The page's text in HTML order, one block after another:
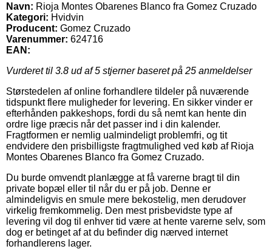
Navn: Rioja Montes Obarenes Blanco fra Gomez Cruzado
Kategori: Hvidvin
Producent: Gomez Cruzado
Varenummer: 624716
EAN:
Vurderet til 3.8 ud af 5 stjerner baseret på 25 anmeldelser
Størstedelen af online forhandlere tildeler på nuværende
tidspunkt flere muligheder for levering. En sikker vinder er
efterhånden pakkeshops, fordi du så nemt kan hente din
ordre lige præcis når det passer ind i din kalender.
Fragtformen er nemlig ualmindeligt problemfri, og tit
endvidere den prisbilligste fragtmulighed ved køb af Rioja
Montes Obarenes Blanco fra Gomez Cruzado.
Du burde omvendt planlægge at få varerne bragt til din
private bopæl eller til når du er på job. Denne er
almindeligvis en smule mere bekostelig, men derudover
virkelig fremkommelig. Den mest prisbevidste type af
levering vil dog til enhver tid være at hente varerne selv, som
dog er betinget af at du befinder dig nærved internet
forhandlerens lager.